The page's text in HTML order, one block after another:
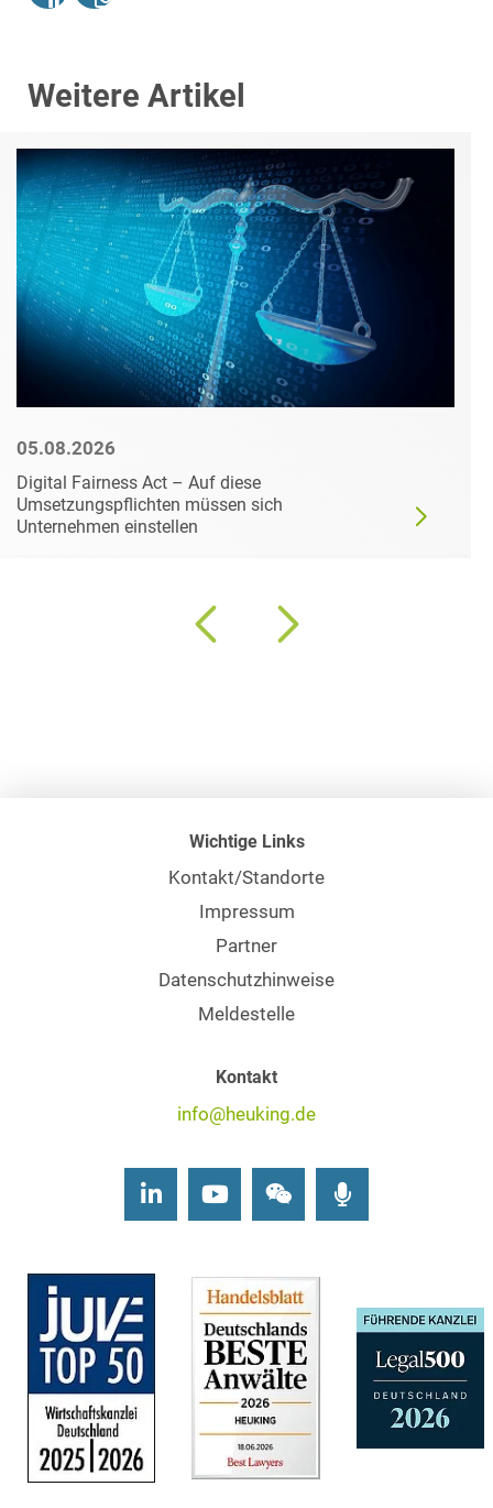
Weitere Artikel
05.08.2026
Digital Fairness Act – Auf diese
Umsetzungspflichten müssen sich
Unternehmen einstellen
Wichtige Links
Kontakt/Standorte
Impressum
Partner
Datenschutzhinweise
Meldestelle
Kontakt
info@heuking.de
LinkedInYoutubeWechat